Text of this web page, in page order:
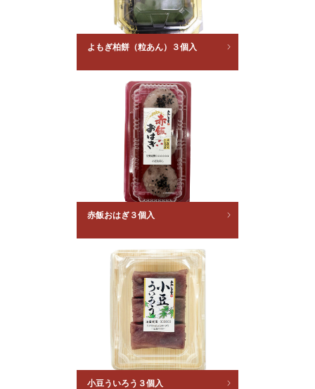
よもぎ柏餅（粒あん）３個入
赤飯おはぎ３個入
小豆ういろう３個入